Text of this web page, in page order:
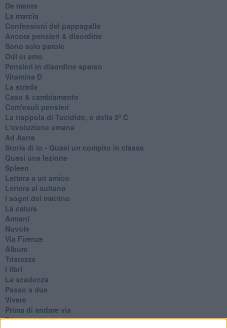
De mente
La marcia
Confessioni del pappagallo
Ancora pensieri & disordine
Sono solo parole
Odi et amo
Pensieri in disordine sparso
Vitamina D
La strada
Caso & cambiamento
Com'esuli pensieri
La trappola di Tucidide, o della 3ª C
L'evoluzione umana
Ad Astra
Storia di io - Quasi un compito in classe
Quasi una lezione
Spleen
Lettera a un amico
Lettera al sultano
I sogni del mattino
La calura
Armani
Nuvole
Via Firenze
Album
Tristezza
I libri
La scadenza
Passo a due
Vivere
Prima di andare via
Triage